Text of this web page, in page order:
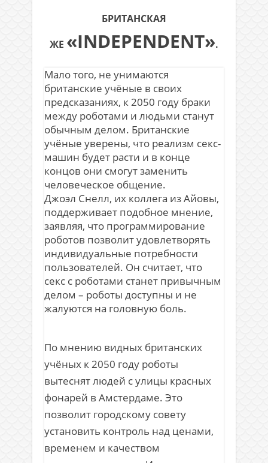
БРИТАНСКАЯ
ЖЕ «INDEPENDENT».
Мало того, не унимаются
британские учёные в своих
предсказаниях, к 2050 году браки
между роботами и людьми станут
обычным делом. Британские
учёные уверены, что реализм секс-
машин будет расти и в конце
концов они смогут заменить
человеческое общение.
Джоэл Снелл, их коллега из Айовы,
поддерживает подобное мнение,
заявляя, что программирование
роботов позволит удовлетворять
индивидуальные потребности
пользователей. Он считает, что
секс с роботами станет привычным
делом – роботы доступны и не
жалуются на головную боль.
По мнению видных британских
учёных к 2050 году роботы
вытеснят людей с улицы красных
фонарей в Амстердаме. Это
позволит городскому совету
установить контроль над ценами,
временем и качеством